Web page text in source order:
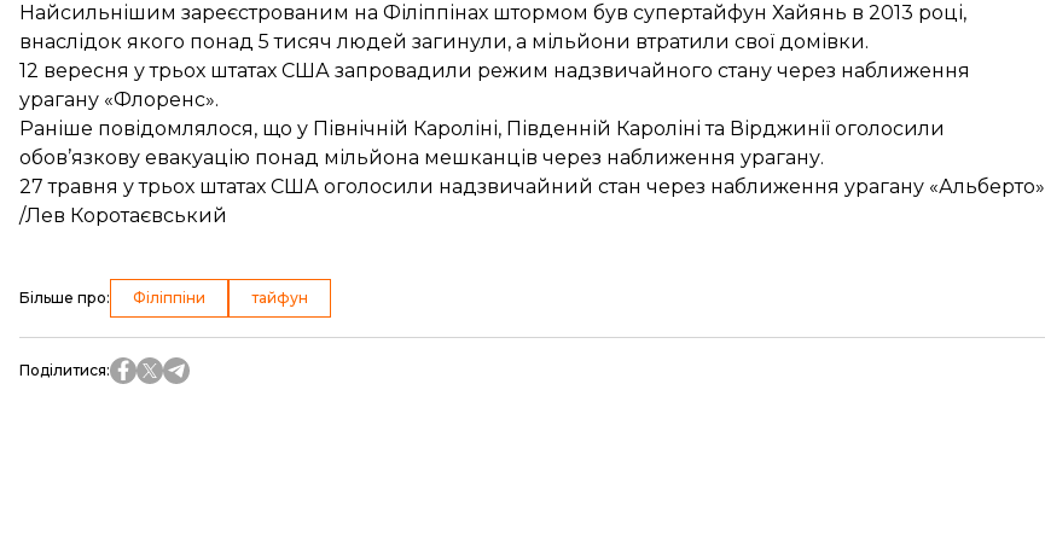
Найсильнішим зареєстрованим на Філіппінах штормом був супертайфун Хайянь в 2013 році,
внаслідок якого понад 5 тисяч людей загинули, а мільйони втратили свої домівки.
12 вересня у трьох штатах США запровадили режим надзвичайного стану через наближення
урагану «Флоренс».
Раніше повідомлялося, що у Північній Кароліні, Південній Кароліні та Вірджинії оголосили
обов’язкову евакуацію понад мільйона мешканців через наближення урагану.
27 травня у трьох штатах США оголосили надзвичайний стан через наближення урагану «Альберто»
/Лев Коротаєвський
Більше про: Філіппіни тайфун
Поділитися: